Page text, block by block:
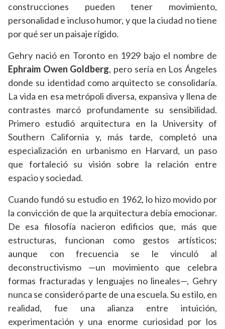
construcciones pueden tener movimiento,
personalidad e incluso humor, y que la ciudad no tiene
por qué ser un paisaje rígido.
Gehry nació en Toronto en 1929 bajo el nombre de
Ephraim Owen Goldberg, pero sería en Los Ángeles
donde su identidad como arquitecto se consolidaría.
La vida en esa metrópoli diversa, expansiva y llena de
contrastes marcó profundamente su sensibilidad.
Primero estudió arquitectura en la University of
Southern California y, más tarde, completó una
especialización en urbanismo en Harvard, un paso
que fortaleció su visión sobre la relación entre
espacio y sociedad.
Cuando fundó su estudio en 1962, lo hizo movido por
la convicción de que la arquitectura debía emocionar.
De esa filosofía nacieron edificios que, más que
estructuras, funcionan como gestos artísticos;
aunque con frecuencia se le vinculó al
deconstructivismo —un movimiento que celebra
formas fracturadas y lenguajes no lineales—, Gehry
nunca se consideró parte de una escuela. Su estilo, en
realidad, fue una alianza entre intuición,
experimentación y una enorme curiosidad por los